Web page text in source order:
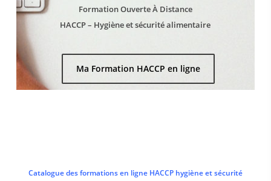
Formation Ouverte À Distance
HACCP – Hygiène et sécurité alimentaire
Ma Formation HACCP en ligne
Catalogue des formations en ligne HACCP hygiène et sécurité